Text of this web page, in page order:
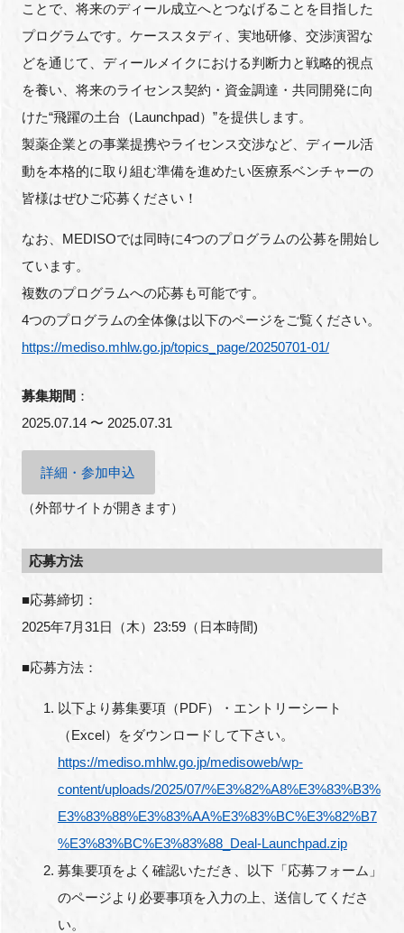
ことで、将来のディール成立へとつなげることを目指した
プログラムです。ケーススタディ、実地研修、交渉演習な
どを通じて、ディールメイクにおける判断力と戦略的視点
を養い、将来のライセンス契約・資金調達・共同開発に向
けた“飛躍の土台（Launchpad）”を提供します。
製薬企業との事業提携やライセンス交渉など、ディール活
動を本格的に取り組む準備を進めたい医療系ベンチャーの
皆様はぜひご応募ください！
なお、MEDISOでは同時に4つのプログラムの公募を開始し
ています。
複数のプログラムへの応募も可能です。
4つのプログラムの全体像は以下のページをご覧ください。
https://mediso.mhlw.go.jp/topics_page/20250701-01/
募集期間 ：
2025.07.14 〜 2025.07.31
詳細・参加申込
（外部サイトが開きます）
応募方法
■応募締切：
2025年7月31日（木）23:59（日本時間)
■応募方法：
以下より募集要項（PDF）・エントリーシート
（Excel）をダウンロードして下さい。
https://mediso.mhlw.go.jp/medisoweb/wp-
content/uploads/2025/07/%E3%82%A8%E3%83%B3%
E3%83%88%E3%83%AA%E3%83%BC%E3%82%B7
%E3%83%BC%E3%83%88_Deal-Launchpad.zip
募集要項をよく確認いただき、以下「応募フォーム」
のページより必要事項を入力の上、送信してくださ
い。